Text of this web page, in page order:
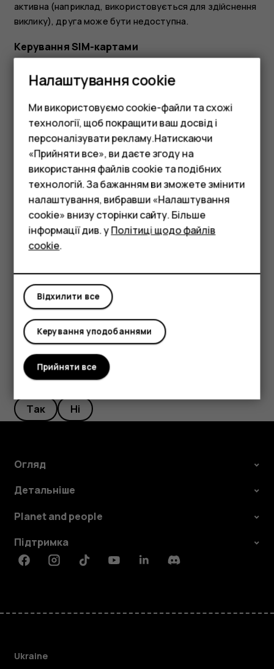
Смартфони
Фічерфони
Аксесуари
Планшети
активна (наприклад, використовується для здійснення
виклику), друга може бути недоступна.
Керування SIM-картами
певною SIM-картою передача даних коштує дешевше?
ТоркнітьсяНалаштування>Мережа й Інтернет
карти.
Перейменування SIM-карти
Торкніться SIM-картки, яку потрібно перейменувати, і
введіть потрібне ім'я.
Вибір SIM-картки для викликів або передачі
даних
налаштування, яке потрібно змінити, і виберіть SIM-
картку.
Це було для вас корисним?
Так Ні
Огляд
Детальніше
Planet and people
Підтримка
FacebookInstagramTiktokYoutubeLinkedinDiscord
Ukraine
Налаштування cookie
Ми використовуємо cookie-файли та схожі
технології, щоб покращити ваш досвід і
персоналізувати рекламу.Натискаючи
«Прийняти все», ви даєте згоду на
використання файлів cookie та подібних
технологій. За бажанням ви зможете змінити
налаштування, вибравши «Налаштування
cookie» внизу сторінки сайту. Більше
інформації див. уПолітиці щодо файлів
cookie.
Відхилити все
Керування уподобаннями
Прийняти все